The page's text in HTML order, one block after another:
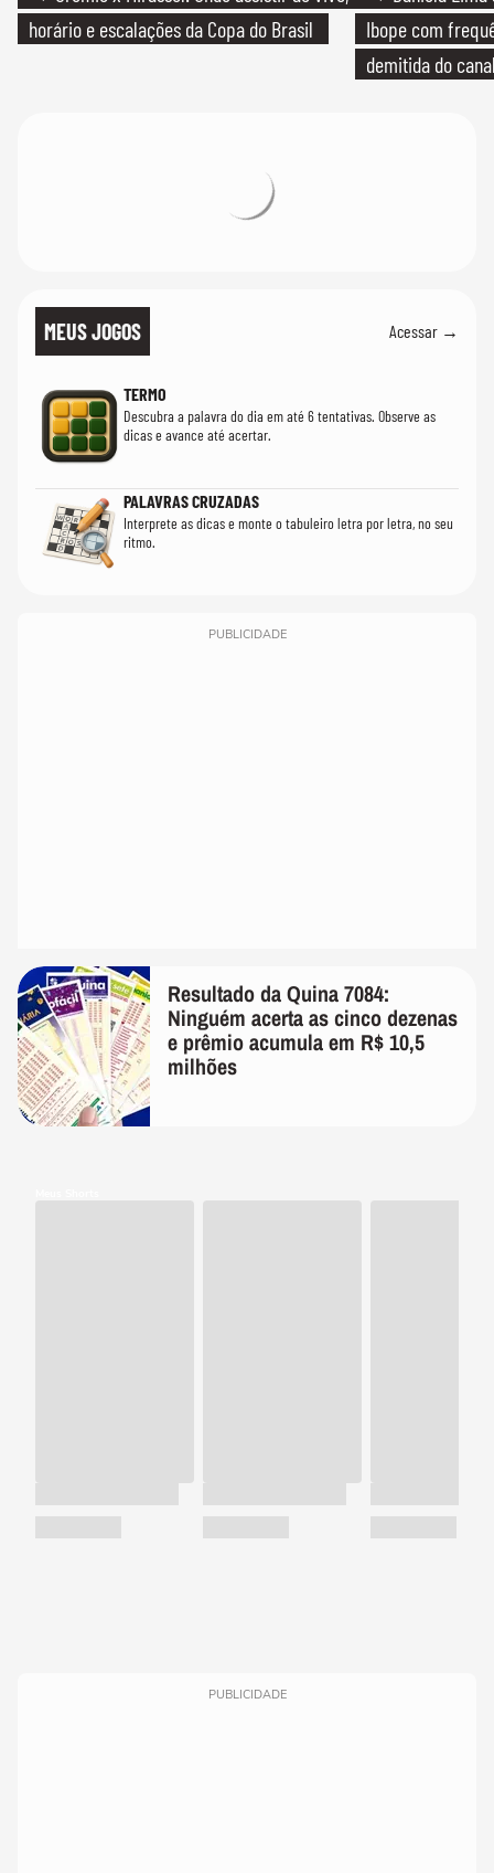
horário e escalações da Copa do Brasil
Ibope com
demitida do
MEUS JOGOS Acessar →
TERMO
Descubra a palavra do dia em até 6 tentativas. Observe as
dicas e avance até acertar.
PALAVRAS CRUZADAS
Interprete as dicas e monte o tabuleiro letra por letra, no seu
ritmo.
PUBLICIDADE
Resultado da Quina 7084:
Ninguém acerta as cinco dezenas
e prêmio acumula em R$ 10,5
milhões
PUBLICIDADE